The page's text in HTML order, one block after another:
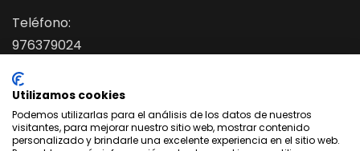
Teléfono:
976379024
E-mail :
asociaciondelupusdearagon@gmail.com
Website :
https://lupusaragon.org
Utilizamos cookies
Podemos utilizarlas para el análisis de los datos de nuestros
visitantes, para mejorar nuestro sitio web, mostrar contenido
personalizado y brindarle una excelente experiencia en el sitio web.